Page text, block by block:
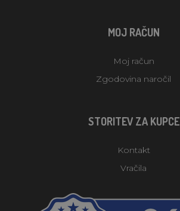
MOJ RAČUN
Moj račun
Zgodovina naročil
STORITEV ZA KUPCE
Kontakt
Vračila